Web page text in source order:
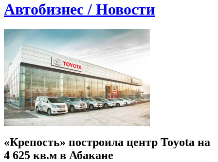
Автобизнес / Новости
«Крепость» построила центр Toyota на
4 625 кв.м в Абакане